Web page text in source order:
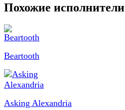
Похожие исполнители
Beartooth
Asking Alexandria